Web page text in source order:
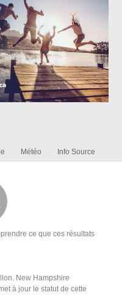
Météo Info Source
ce que ces résultats
New Hampshire
à jour le statut de cette